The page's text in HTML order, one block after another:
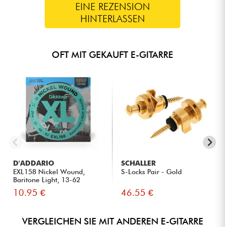
EINE REZENSION
HINTERLASSEN
OFT MIT GEKAUFT E-GITARRE
D'ADDARIO
EXL158 Nickel Wound,
Baritone Light, 13-62
10.95 €
SCHALLER
S-Locks Pair - Gold
46.55 €
VERGLEICHEN SIE MIT ANDEREN E-GITARRE